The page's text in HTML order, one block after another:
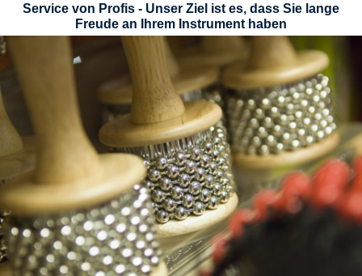
Service von Profis - Unser Ziel ist es, dass Sie lange
Freude an Ihrem Instrument haben